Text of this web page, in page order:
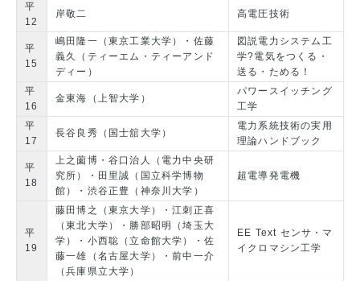
平
12
岸敬二 高電圧技術
平
15
嶋田隆一（東京工業大学）・佐藤
義久（ティーエム・ティーアンド
ディー）
図説電力システム工
学?電気をつくる・
送る・ためる！
平
16
金東海（上智大学）
パワースイッチング
工学
平
17
長谷良秀（国士舘大学）
電力系統技術の実用
理論ハンドブック
平
18
上之薗博・谷口治人（電力中央研
究所）・田里誠（国立科学博物
館）・渋谷正豊（神奈川大学）
超電導発電機
平
19
藤田博之（東京大学）・江刺正喜
（東北大学）・勝部昭明（埼玉大
学）・小西聡（立命館大学）・佐
藤一雄（名古屋大学）・前中一介
（兵庫県立大学）
EE Text センサ・マ
イクロマシン工学